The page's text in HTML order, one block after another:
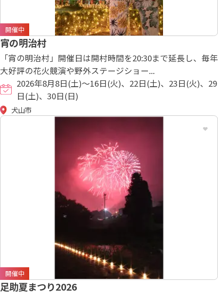
開催中
宵の明治村
「宵の明治村」開催日は開村時間を20:30まで延長し、毎年
大好評の花火競演や野外ステージショー...
2026年8月8日(土)～16日(火)、22日(土)、23日(火)、29
日(土)、30日(日)
犬山市
開催中
足助夏まつり2026